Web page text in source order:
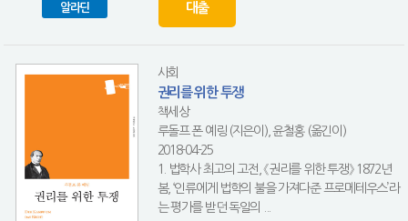
알라딘 대출
사회
권리를 위한 투쟁
책세상
루돌프 폰 예링 (지은이), 윤철홍 (옮긴이)
2018-04-25
1. 법학사 최고의 고전, 《권리를 위한 투쟁》 1872년
봄, ‘인류에게 법학의 불을 가져다준 프로메테우스’라
는 평가를 받던 독일의 ...